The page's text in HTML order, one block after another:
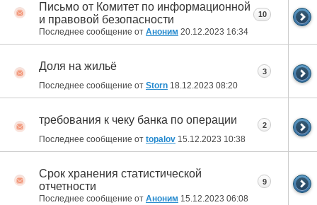
Письмо от Комитет по информационной
и правовой безопасности
Последнее сообщение от Аноним 20.12.2023 16:34
10
Доля на жильё
Последнее сообщение от Storn 18.12.2023 08:20
3
требования к чеку банка по операции
Последнее сообщение от topalov 15.12.2023 10:38
2
Срок хранения статистической
отчетности
Последнее сообщение от Аноним 15.12.2023 06:08
9